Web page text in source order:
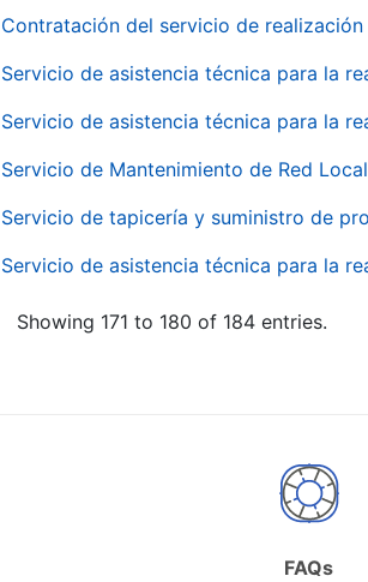
Contratación del servicio de
Servicio de asistencia técnica para la
Servicio de asistencia técnica para la
Servicio de Mantenimiento de Red
Servicio de tapicería y suministro de
Servicio de asistencia técnica para la
Showing 171 to 180 of 184 entries.
FAQs